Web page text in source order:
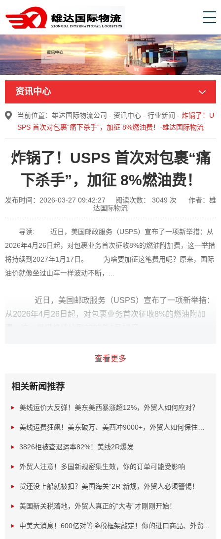
资讯中心
当前位置： 雄达国际物流公司 - 资讯中心 - 行业新闻 - 炸锅了！U
SPS 首次对包裹“痛下杀手”，加征 8%燃油费！-雄达国际物流
炸锅了！USPS 首次对包裹“痛
下杀手”，加征 8%燃油费！
发布时间：2026-03-27 09:42:27 阅读次数： 3049 次
作者：雄
达国际物流
导读: 近日，美国邮政服务（USPS）宣布了一项新举措：从
2026年4月26日起，对包裹业务首次征收8%的燃油附加费，这一举措
将持续到2027年1月17日。 为啥要加征这笔费用呢？原来，国际
油价就像坐过山车一样波动不断，...
近日，美国邮政服务（USPS）宣布了一项新举措：
从2026年4月26日起，对包裹业务首次征收8%的燃油附加
一样波动不断，美国柴油价格更是在一个月内从每加仑3.75
查看更多
相关新闻推荐
美线运价大反弹！美东美西暴涨超12%，外贸人如何应对？
美线运费狂飙！美东破万、美西冲9000+，外贸人如何保住利...
3826柜被查退运率82%！美线2R爆发
外贸人注意！多国新规密集生效，你的订单可能受影响
货还没上船就被扣？美国海关“2R”新规，外贸人必须警惕！
美国新关税落地，外贸人真正的“大考”才刚刚开始！
中美大消息！600亿对等降税框架敲定！你的进口商品、外贸...